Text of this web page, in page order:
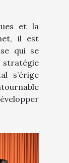
et la
il est
qui se
s’érige